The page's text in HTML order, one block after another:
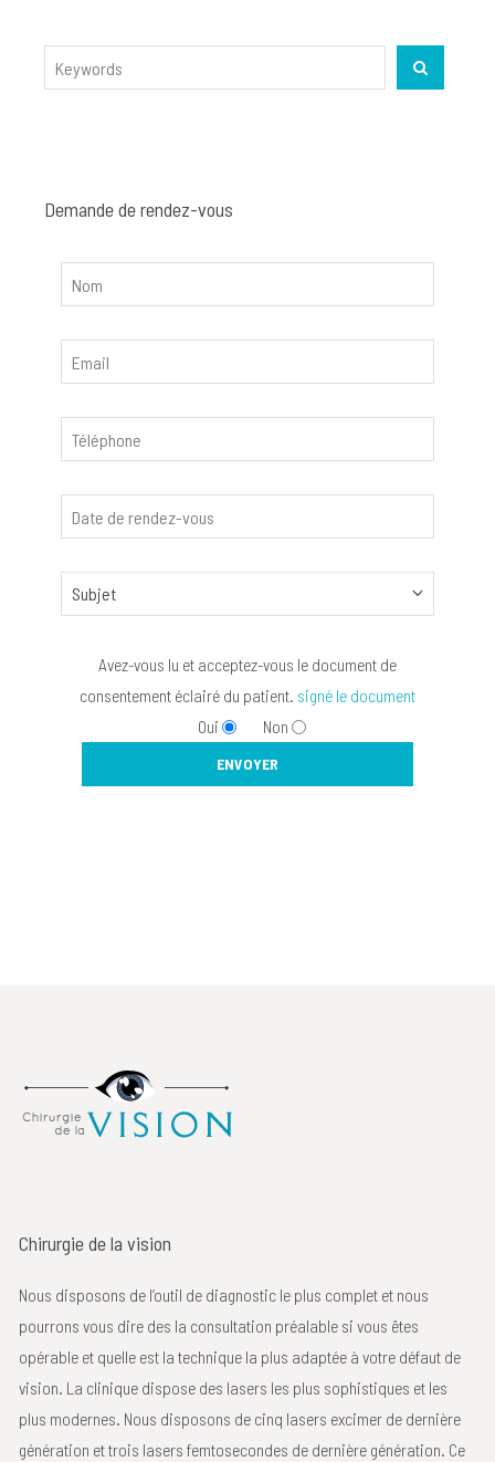
Search
for:
Demande de rendez-vous
Avez-vous lu et acceptez-vous le document de
consentement éclairé du patient. signé le document
Oui
Non
Chirurgie de la vision
Nous disposons de l’outil de diagnostic le plus complet et nous
pourrons vous dire des la consultation préalable si vous êtes
opérable et quelle est la technique la plus adaptée à votre défaut de
vision. La clinique dispose des lasers les plus sophistiques et les
plus modernes. Nous disposons de cinq lasers excimer de dernière
génération et trois lasers femtosecondes de dernière génération. Ce